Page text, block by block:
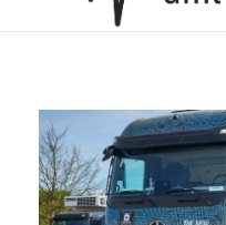
Puls Magazin
Zukunft der Mobilität